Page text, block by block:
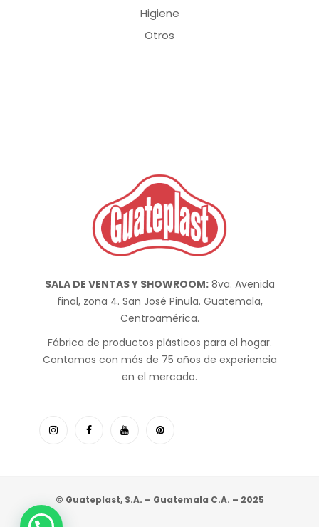
Higiene
Otros
SALA DE VENTAS Y SHOWROOM:8va. Avenida
final, zona 4. San José Pinula. Guatemala,
Centroamérica.
Fábrica de productos plásticos para el hogar.
Contamos con más de 75 años de experiencia
en el mercado.
© Guateplast, S.A. – Guatemala C.A. – 2025